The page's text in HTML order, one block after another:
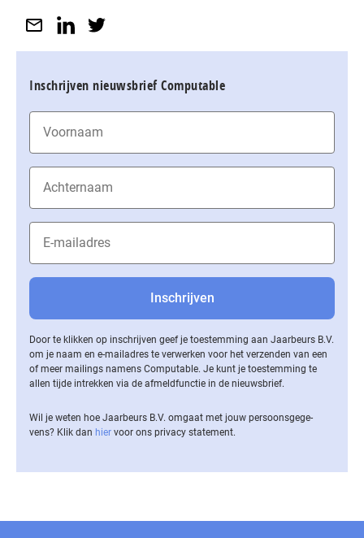
Inschrijven nieuwsbrief Computable
Door te klikken op inschrijven geef je toestemming aan Jaarbeurs B.V.
om je naam en e-mailadres te verwerken voor het verzenden van een
of meer mailings namens Computable. Je kunt je toestemming te
allen tijde intrekken via de af­meld­func­tie in de nieuwsbrief.
Wil je weten hoe Jaarbeurs B.V. omgaat met jouw per­soons­ge­ge­
vens? Klik dan hier voor ons privacy statement.